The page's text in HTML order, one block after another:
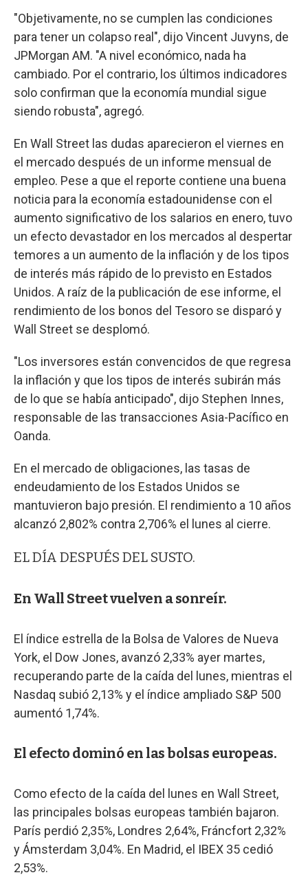
"Objetivamente, no se cumplen las condiciones
para tener un colapso real", dijo Vincent Juvyns, de
JPMorgan AM. "A nivel económico, nada ha
cambiado. Por el contrario, los últimos indicadores
solo confirman que la economía mundial sigue
siendo robusta", agregó.
En Wall Street las dudas aparecieron el viernes en
el mercado después de un informe mensual de
empleo. Pese a que el reporte contiene una buena
noticia para la economía estadounidense con el
aumento significativo de los salarios en enero, tuvo
un efecto devastador en los mercados al despertar
temores a un aumento de la inflación y de los tipos
de interés más rápido de lo previsto en Estados
Unidos. A raíz de la publicación de ese informe, el
rendimiento de los bonos del Tesoro se disparó y
Wall Street se desplomó.
"Los inversores están convencidos de que regresa
la inflación y que los tipos de interés subirán más
de lo que se había anticipado", dijo Stephen Innes,
responsable de las transacciones Asia-Pacífico en
Oanda.
En el mercado de obligaciones, las tasas de
endeudamiento de los Estados Unidos se
mantuvieron bajo presión. El rendimiento a 10 años
alcanzó 2,802% contra 2,706% el lunes al cierre.
EL DÍA DESPUÉS DEL SUSTO.
En Wall Street vuelven a sonreír.
El índice estrella de la Bolsa de Valores de Nueva
York, el Dow Jones, avanzó 2,33% ayer martes,
recuperando parte de la caída del lunes, mientras el
Nasdaq subió 2,13% y el índice ampliado S&P 500
aumentó 1,74%.
El efecto dominó en las bolsas europeas.
Como efecto de la caída del lunes en Wall Street,
las principales bolsas europeas también bajaron.
París perdió 2,35%, Londres 2,64%, Fráncfort 2,32%
y Ámsterdam 3,04%. En Madrid, el IBEX 35 cedió
2,53%.